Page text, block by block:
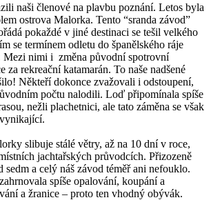
naši členové na plavbu poznání. Letos byla
ostrova Malorka. Tento “sranda závod”
pokaždé v jiné destinaci se tešil velkého
se termínem odletu do španělského ráje
nimi i změna původní spotrovní
za rekreační katamarán. To naše nadšené
Někteří dokonce zvažovali i odstoupení,
počtu nalodili. Loď připomínala spíše
nežli plachetnici, ale tato záměna se však
slibuje stálé větry, až na 10 dní v roce,
jachtařských průvodcích. Přizozeně
a celý náš závod téměř ani nefouklo.
spíše opalování, koupání a
a žranice – proto ten vhodný obývák.